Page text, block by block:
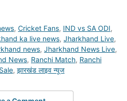
, Cricket Fans, IND vs SA ODI,
ka live news, Jharkhand Live,
news, Jharkhand News Live,
News, Ranchi Match, Ranchi
, झारखंड लाइव न्यूज